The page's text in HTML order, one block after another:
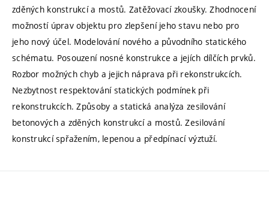
zděných konstrukcí a mostů. Zatěžovací zkoušky. Zhodnocení
možností úprav objektu pro zlepšení jeho stavu nebo pro
jeho nový účel. Modelování nového a původního statického
schématu. Posouzení nosné konstrukce a jejích dílčích prvků.
Rozbor možných chyb a jejich náprava při rekonstrukcích.
Nezbytnost respektování statických podmínek při
rekonstrukcích. Způsoby a statická analýza zesilování
betonových a zděných konstrukcí a mostů. Zesilování
konstrukcí spřažením, lepenou a předpínací výztuží.